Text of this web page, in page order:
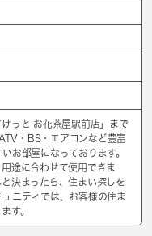
っと お花茶屋駅前店」まで
・BS・エアコンなど豊富
お部屋になっております。
途に合わせて使用できま
決まったら、住まい探しを
ニティでは、お客様の住ま
す。